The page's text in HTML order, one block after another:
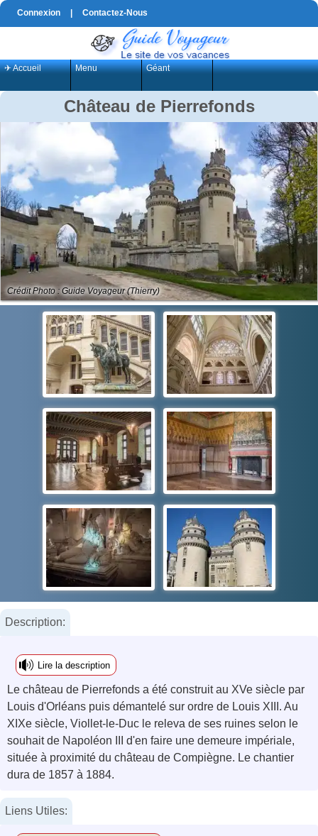
Connexion Contactez-Nous
✈ Accueil Menu Géant
Château de Pierrefonds
Crédit Photo : Guide Voyageur (Thierry)
Description:
Lire la description
Le château de Pierrefonds a été construit au XVe siècle par
Louis d'Orléans puis démantelé sur ordre de Louis XIII. Au
XIXe siècle, Viollet-le-Duc le releva de ses ruines selon le
souhait de Napoléon III d'en faire une demeure impériale,
située à proximité du château de Compiègne. Le chantier
dura de 1857 à 1884.
Liens Utiles: